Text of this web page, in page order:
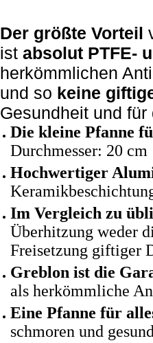
Der größte Vorteil
ist absolut PTFE-
herkömmlichen
und so keine
Gesundheit und für
Die kleine Pfanne
Durchmesser: 20 cm
Hochwertiger
Im Vergleich zu
Überhitzung weder
Freisetzung giftiger
Greblon ist die
als herkömmliche
Eine Pfanne für
schmoren und